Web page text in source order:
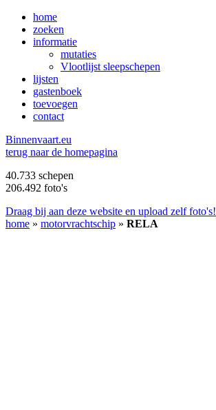
home
zoeken
informatie
mutaties
Vlootlijst sleepschepen
lijsten
gastenboek
toevoegen
contact
Binnenvaart.eu
terug naar de homepagina
40.733 schepen
206.492 foto's
Draag bij aan deze website en upload zelf foto's!
home » motorvrachtschip » RELA